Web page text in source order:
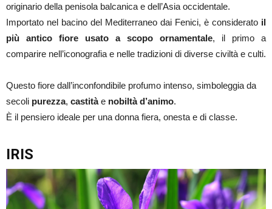
originario della penisola balcanica e dell’Asia occidentale.
Importato nel bacino del Mediterraneo dai Fenici, è considerato il
più antico fiore usato a scopo ornamentale, il primo a
comparire nell’iconografia e nelle tradizioni di diverse civiltà e culti.
Questo fiore dall’inconfondibile profumo intenso, simboleggia da
secoli purezza, castitàe nobiltà d’animo.
È il pensiero ideale per una donna fiera, onesta e di classe.
IRIS